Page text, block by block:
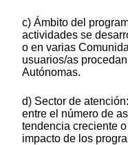
c) Ámbito del
actividades se
o en varias
usuarios/as
Autónomas.
d) Sector de
entre el número de
tendencia creciente
impacto de los